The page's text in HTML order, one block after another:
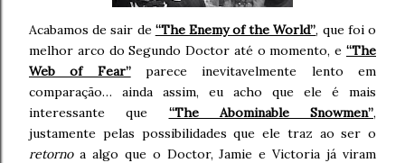
Acabamos de sair de “The Enemy of the World”, que foi o
melhor arco do Segundo Doctor até o momento, e “The
Web of Fear”parece inevitavelmente lento em
comparação… ainda assim, eu acho que ele é mais
interessante que “The Abominable Snowmen”,
justamente pelas possibilidades que ele traz ao ser o
retornoa algo que o Doctor, Jamie e Victoria já viram